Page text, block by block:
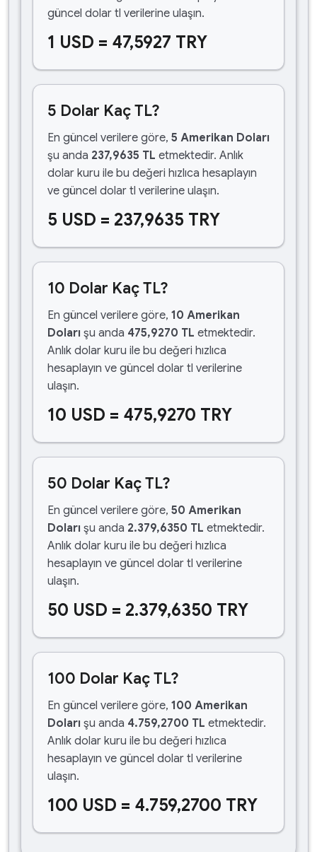
güncel dolar tl verilerine ulaşın.
1 USD = 47,5927 TRY
5 Dolar Kaç TL?
En güncel verilere göre, 5 Amerikan Doları
şu anda 237,9635 TL etmektedir. Anlık
dolar kuru ile bu değeri hızlıca hesaplayın
ve güncel dolar tl verilerine ulaşın.
5 USD = 237,9635 TRY
10 Dolar Kaç TL?
En güncel verilere göre, 10 Amerikan
Doları şu anda 475,9270 TL etmektedir.
Anlık dolar kuru ile bu değeri hızlıca
hesaplayın ve güncel dolar tl verilerine
ulaşın.
10 USD = 475,9270 TRY
50 Dolar Kaç TL?
En güncel verilere göre, 50 Amerikan
Doları şu anda 2.379,6350 TL etmektedir.
Anlık dolar kuru ile bu değeri hızlıca
hesaplayın ve güncel dolar tl verilerine
ulaşın.
50 USD = 2.379,6350 TRY
100 Dolar Kaç TL?
En güncel verilere göre, 100 Amerikan
Doları şu anda 4.759,2700 TL etmektedir.
Anlık dolar kuru ile bu değeri hızlıca
hesaplayın ve güncel dolar tl verilerine
ulaşın.
100 USD = 4.759,2700 TRY